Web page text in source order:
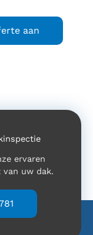
aan
ervaren
uw dak.